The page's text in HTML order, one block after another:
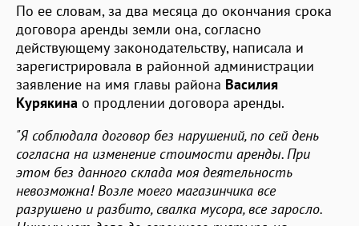
По ее словам, за два месяца до окончания срока
договора аренды земли она, согласно
действующему законодательству, написала и
зарегистрировала в районной администрации
заявление на имя главы района Василия
Курякина о продлении договора аренды.
"Я соблюдала договор без нарушений, по сей день
согласна на изменение стоимости аренды. При
этом без данного склада моя деятельность
невозможна! Возле моего магазинчика все
разрушено и разбито, свалка мусора, все заросло.